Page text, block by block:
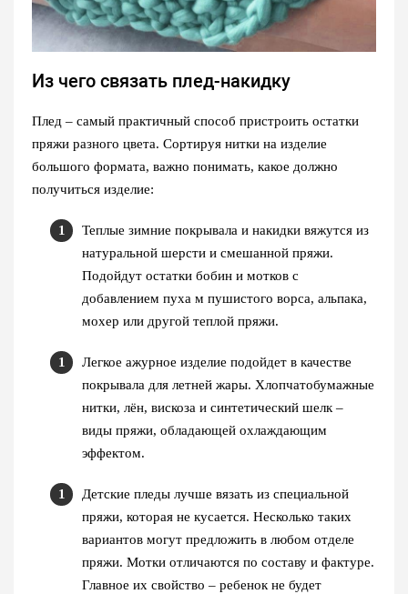
Из чего связать плед-накидку
Плед – самый практичный способ пристроить остатки
пряжи разного цвета. Сортируя нитки на изделие
большого формата, важно понимать, какое должно
получиться изделие:
Теплые зимние покрывала и накидки вяжутся из
натуральной шерсти и смешанной пряжи.
Подойдут остатки бобин и мотков с
добавлением пуха м пушистого ворса, альпака,
мохер или другой теплой пряжи.
Легкое ажурное изделие подойдет в качестве
покрывала для летней жары. Хлопчатобумажные
нитки, лён, вискоза и синтетический шелк –
виды пряжи, обладающей охлаждающим
эффектом.
Детские пледы лучше вязать из специальной
пряжи, которая не кусается. Несколько таких
вариантов могут предложить в любом отделе
пряжи. Мотки отличаются по составу и фактуре.
Главное их свойство – ребенок не будет